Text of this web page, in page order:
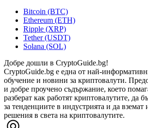
Bitcoin (BTC)
Ethereum (ETH)
Ripple (XRP)
Tether (USDT)
Solana (SOL)
Добре дошли в CryptoGuide.bg!
CryptoGuide.bg е една от най-
обучение и новини за криптовалути.
и добре проучено съдържание, което
разберат как работят криптовалутите, да
за тенденциите в индустрията и да
решения в света на криптовалутите.